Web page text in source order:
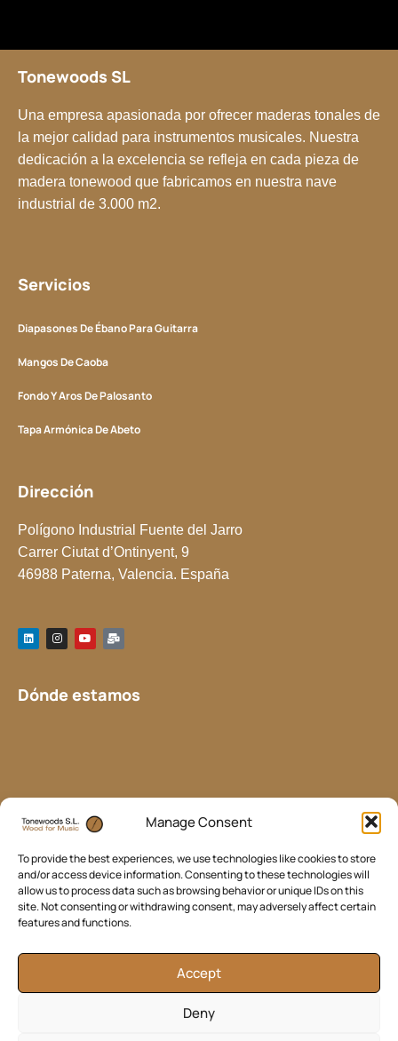
Manage Consent
To provide the best experiences, we use technologies like cookies to store
and/or access device information. Consenting to these technologies will
allow us to process data such as browsing behavior or unique IDs on this
site. Not consenting or withdrawing consent, may adversely affect certain
features and functions.
Accept
Deny
Tonewoods SL
Una empresa apasionada por ofrecer maderas tonales de
la mejor calidad para instrumentos musicales. Nuestra
dedicación a la excelencia se refleja en cada pieza de
madera tonewood que fabricamos en nuestra nave
industrial de 3.000 m2.
Servicios
Diapasones De Ébano Para Guitarra
Mangos De Caoba
Fondo Y Aros De Palosanto
Tapa Armónica De Abeto
Dirección
Polígono Industrial Fuente del Jarro
Carrer Ciutat d’Ontinyent, 9
46988 Paterna, Valencia. España
L
i
n
i
n
I
n
s
r
Y
o
u
e
M
a
i
u
Dónde estamos